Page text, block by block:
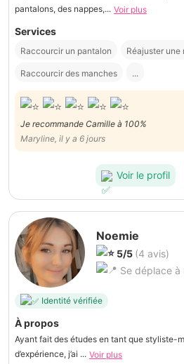
pantalons, des nappes,... Voir plus
Services
Raccourcir un pantalon Réajuster une
Raccourcir des manches ...
Je recommande Camille à 100%
Maryline, il y a 6 jours
Voir le profil
Noemie
5/5 (4 avis)
Se déplace à
Identité vérifiée
À propos
Ayant fait des études en tant que styliste-
d’expérience, j’ai ... Voir plus